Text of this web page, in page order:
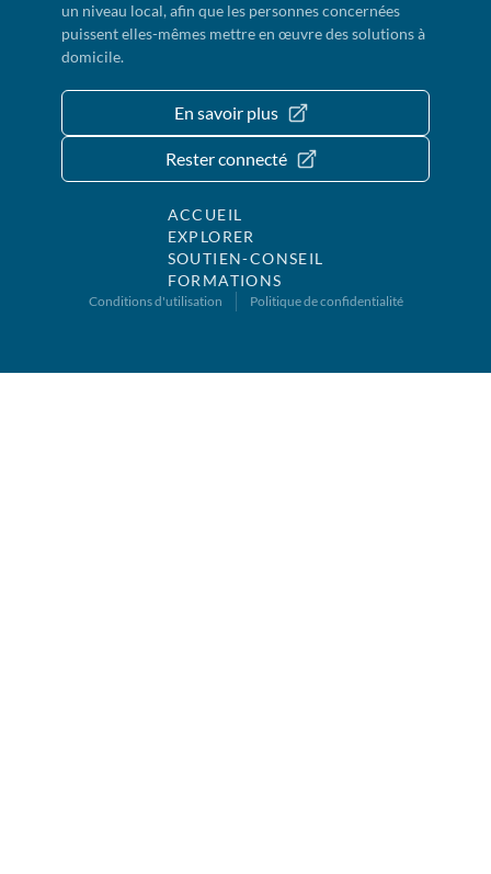
un niveau local, afin que les personnes concernées
puissent elles-mêmes mettre en œuvre des solutions à
domicile.
En savoir plus
Rester connecté
ACCUEIL
EXPLORER
SOUTIEN-CONSEIL
FORMATIONS
Conditions d'utilisation Politique de confidentialité